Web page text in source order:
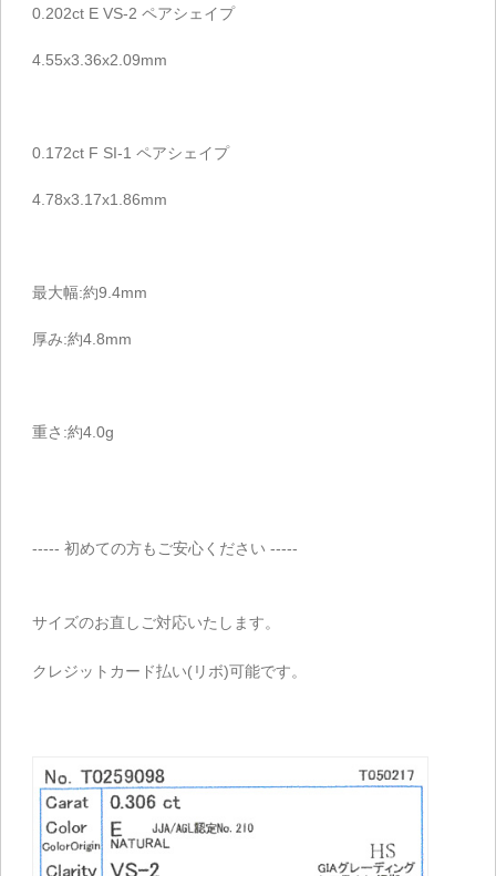
0.202ct E VS-2 ペアシェイプ
4.55x3.36x2.09mm
0.172ct F SI-1 ペアシェイプ
4.78x3.17x1.86mm
最大幅:約9.4mm
厚み:約4.8mm
重さ:約4.0g
----- 初めての方もご安心ください -----
サイズのお直しご対応いたします。
クレジットカード払い(リボ)可能です。